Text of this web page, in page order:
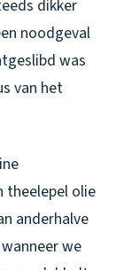
dikker
noodgeval
was
van het
theelepel olie
anderhalve
we